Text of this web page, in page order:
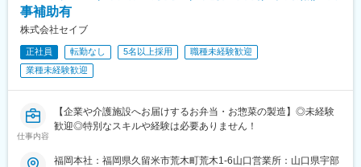
事補助有
株式会社セイブ
正社員 転勤なし 5名以上採用
職種未経験歓迎
業種未経験歓迎
仕事内容
【企業や介護施設へお届けするお弁当・お惣菜の製造】◎未経験
歓迎◎特別なスキルや経験は必要ありません！
福岡本社：福岡県久留米市荒木町荒木1-6山口営業所：山口県宇部